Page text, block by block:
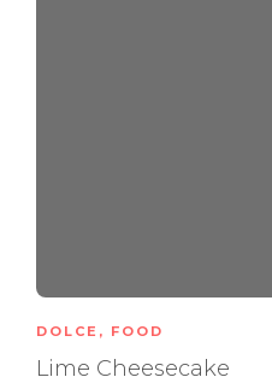
DOLCE , FOOD
Lime Cheesecake